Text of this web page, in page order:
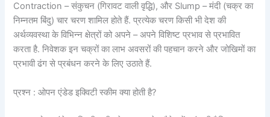
Contraction – संकुचन (गिरावट वाली वृद्धि), और Slump – मंदी (चक्र का
निम्नतम बिंदु) चार चरण शामिल होते हैं. प्रत्येक चरण किसी भी देश की
अर्थव्यवस्था के विभिन्न क्षेत्रों को अपने – अपने विशिष्ट प्रभाव से प्रभावित
करता है. निवेशक इन चक्रों का लाभ अवसरों की पहचान करने और जोखिमों का
प्रभावी ढंग से प्रबंधन करने के लिए उठाते हैं.
प्रश्न : ओपन एंडेड इक्विटी स्कीम क्या होती है?